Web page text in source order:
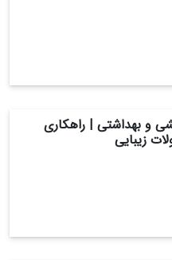
و بهداشتی | راهکاری
زیبایی